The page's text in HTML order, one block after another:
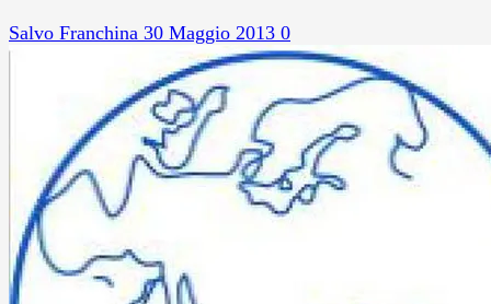
Salvo Franchina 30 Maggio 2013 0